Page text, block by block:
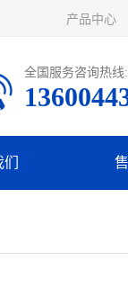
产品中心
全国服务咨询热线: